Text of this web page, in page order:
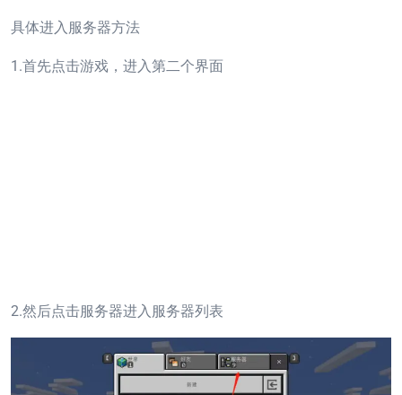
具体进入服务器方法
1.首先点击游戏，进入第二个界面
2.然后点击服务器进入服务器列表